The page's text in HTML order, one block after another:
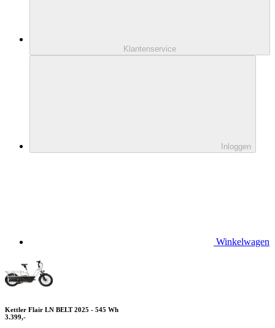
Klantenservice
Inloggen
Winkelwagen
Kettler Flair LN BELT 2025 - 545 Wh
3.399,-